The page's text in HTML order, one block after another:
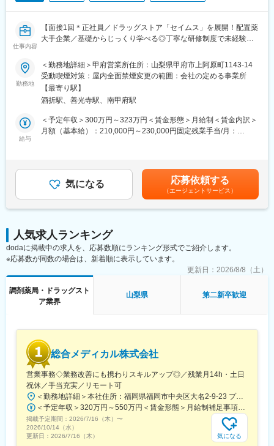
・入社2週間～1カ月 ： 先輩社員に同行し、仕事の流れを学びま
す。「会話のコツ」や「商品のご案内方法」といった実践的なス
・入社1カ月以降 ： 慣れてきたら独り立ち。既存のお客様をメイ
ンに訪問します。
★困ったら先輩社員に相談しやすい雰囲気です！
＜専門資格を取得できる＞
・入社後は、医薬品販売の専門知識を身につけるために、登録販
売者資格を取得していただきます。（取得率90％以上）
■働き方：
・基本土日祝休み／年3回の大型連休あり
■やりがい：
・最近、健康のことで困っていることがないかなど、親身にお話
を聞くことで、お客様と信頼関係を築き、お客様の健康管理に貢
・「この薬すごく効き目があって良かったよ。」「こないだのリ
ンゴ酢美味しかった！ちょうどまた買おうと思ってたの。来てく
れてありがとう。」など、「ありがとう」という言葉が一番のや
変更の範囲：会社の定める業務
仕事内容
【面接1回＊正社員／ドラッグストア「セイムス」を展開！配置薬
大手企業／基礎からじっくり学べる◎丁寧な研修制度で未経験の
■職務内容：
担当エリアのお客様（個人宅や企業）へ訪問し、配置薬（お薬
箱）や健康食品の提案をお任せします。
※既に、取引のあるお客様先を訪問するスタイルです。
＜仕事の流れ＞
たり20～30分程度）
※一部、新たに配置薬を置いていただくお客様への訪問がありま
す。
└配置薬は無料でおけるので、お客様も抵抗なく置いてくれる製
■未経験の方も安心！充実した研修制度：
・入社直後～2週間 ： OJT形式で、薬の種類や成分など基礎知識
す。「会話のコツ」や「商品のご案内方法」といった実践的なス
キルを習得します。
・入社1カ月以降 ： 慣れてきたら独り立ち。既存のお客様をメイ
ンに訪問します。
★困ったら先輩社員に相談しやすい雰囲気です！
＜専門資格を取得できる＞
・入社後は、医薬品販売の専門知識を身につけるために、登録販
売者資格を取得していただきます。（取得率90％以上）
勤務地
＜勤務地詳細＞甲府営業所住所：山梨県甲府市上阿原町1143-14
受動喫煙対策：屋内全面禁煙変更の範囲：会社の定める事業所
【最寄り駅】
酒折駅、善光寺駅、南甲府駅
給与
＜予定年収＞300万円～323万円＜賃金形態＞月給制＜賃金内訳＞
月額（基本給）：210,000円～230,000円固定残業手当/月：
年収は当社規定に基づき、年齢や経験に応じて決定します。・昇
給：年1回（4月）＜モデル給与＞※入社3年目平均基本給＋各種手
当＋業績連動給→総支給月額344,141円※業績連動給：月の予算達
成や売り上げに対して支払われます。賃金はあくまでも目安の金
固定手当を含めた表記です。
気になる 応募依頼する
（エージェントサービス）
人気求人ランキング
dodaに掲載中の求人を、応募数順にランキング形式でご紹介します。
※応募数が同数の場合は、新着順に表示しています。
更新日： 2026/8/8（土）
調剤薬局・ドラッグスト
ア業界
山梨県 第二新卒歓迎
総合メディカル株式会社
営業事務◇業務改善にも携わりスキルアップ◎／残業月14h・土日
祝休／手当充実／リモート可
＜勤務地詳細＞本社住所：福岡県福岡市中央区大名2-9-23 プリオ福岡ビル勤務地最寄駅：地下鉄空港線／天神駅受動喫煙対策：屋内全面禁煙変更の範囲：会社の定める事業所
＜予定年収＞320万円～550万円＜賃金形態＞月給制補足事項なし＜賃金内訳＞月額（基本給）：200,000円～246,000円その他固定手当/月：20,000円～110,000円＜月給＞220,000円～356,000円＜昇給有無＞有＜残業手当＞有＜給与補足＞※実際の年収は面談・面接後に経歴や能力に応じて決定します※求人票の想定年収に当てはまらないケースも発生する可能性があります賞与年2回（2025年度実績4.4ヶ月）、昇給年1回住宅補助手当、家族手当、残業手当、休日出勤手当など賃金はあくまでも目安の金額であり、選考を通じて上下する可能性があります。月給(月額)は固定手当を含めた表記です。
掲載予定期間： 2026/7/16（木） 〜
2026/10/14（水）
更新日： 2026/7/16（木） 気になる